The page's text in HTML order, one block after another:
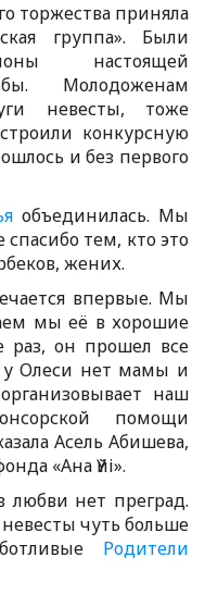
торжества приняла
группа». Были
настоящей
Молодоженам
невесты, тоже
конкурсную
и без первого
объединилась. Мы
тем, кто это
жених.
впервые. Мы
мы её в хорошие
раз, он прошел все
Олеси нет мамы и
наш
помощи
Асель Абишева,
«Ана Үйі».
любви нет преград.
чуть больше
Родители